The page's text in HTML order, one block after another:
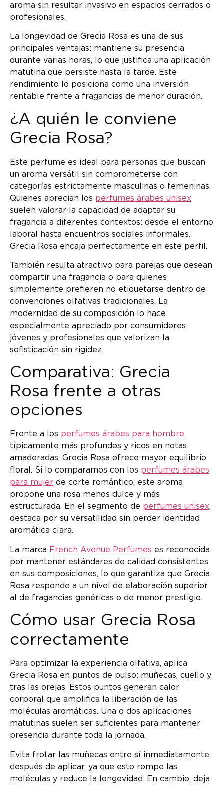
aroma sin resultar invasivo en espacios cerrados o
profesionales.
La longevidad de Grecia Rosa es una de sus
principales ventajas: mantiene su presencia
durante varias horas, lo que justifica una aplicación
matutina que persiste hasta la tarde. Este
rendimiento lo posiciona como una inversión
rentable frente a fragancias de menor duración.
¿A quién le conviene
Grecia Rosa?
Este perfume es ideal para personas que buscan
un aroma versátil sin comprometerse con
categorías estrictamente masculinas o femeninas.
Quienes aprecian los perfumes árabes unisex
suelen valorar la capacidad de adaptar su
fragancia a diferentes contextos: desde el entorno
laboral hasta encuentros sociales informales.
Grecia Rosa encaja perfectamente en este perfil.
También resulta atractivo para parejas que desean
compartir una fragancia o para quienes
simplemente prefieren no etiquetarse dentro de
convenciones olfativas tradicionales. La
modernidad de su composición lo hace
especialmente apreciado por consumidores
jóvenes y profesionales que valorizan la
sofisticación sin rigidez.
Comparativa: Grecia
Rosa frente a otras
opciones
Frente a los perfumes árabes para hombre
típicamente más profundos y ricos en notas
amaderadas, Grecia Rosa ofrece mayor equilibrio
floral. Si lo comparamos con los perfumes árabes
para mujer de corte romántico, este aroma
propone una rosa menos dulce y más
estructurada. En el segmento de perfumes unisex,
destaca por su versatilidad sin perder identidad
aromática clara.
La marca French Avenue Perfumes es reconocida
por mantener estándares de calidad consistentes
en sus composiciones, lo que garantiza que Grecia
Rosa responde a un nivel de elaboración superior
al de fragancias genéricas o de menor prestigio.
Cómo usar Grecia Rosa
correctamente
Para optimizar la experiencia olfativa, aplica
Grecia Rosa en puntos de pulso: muñecas, cuello y
tras las orejas. Estos puntos generan calor
corporal que amplifica la liberación de las
moléculas aromáticas. Una o dos aplicaciones
matutinas suelen ser suficientes para mantener
presencia durante toda la jornada.
Evita frotar las muñecas entre sí inmediatamente
después de aplicar, ya que esto rompe las
moléculas y reduce la longevidad. En cambio, deja